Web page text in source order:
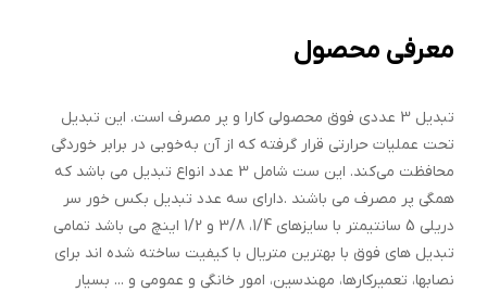
معرفی محصول
تبدیل 3 عددی فوق محصولی کارا و پر مصرف است. این تبدیل
تحت عملیات حرارتی قرار گرفته که از آن به‌خوبی در برابر خوردگی
محافظت می‌کند. این ست شامل 3 عدد انواع تبدیل می باشد که
همگی پر مصرف می باشند .دارای سه عدد تبدیل بکس خور سر
دریلی 5 سانتیمتر با سایزهای 1/4، 3/8 و 1/2 اینچ می باشد تمامی
تبدیل های فوق با بهترین متریال با کیفیت ساخته شده اند برای
نصابها، تعمیرکارها، مهندسین، امور خانگی و عمومی و ... بسیار